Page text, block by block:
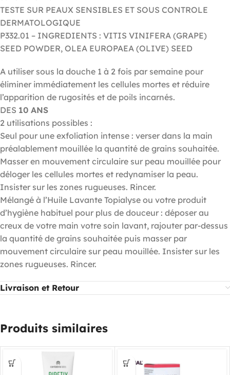
TESTE SUR PEAUX SENSIBLES ET SOUS CONTROLE
DERMATOLOGIQUE
P332.01 – INGREDIENTS : VITIS VINIFERA (GRAPE)
SEED POWDER, OLEA EUROPAEA (OLIVE) SEED
A utiliser sous la douche 1 à 2 fois par semaine pour
éliminer immédiatement les cellules mortes et réduire
l’apparition de rugosités et de poils incarnés.
DES 10 ANS
2 utilisations possibles :
Seul pour une exfoliation intense : verser dans la main
préalablement mouillée la quantité de grains souhaitée.
Masser en mouvement circulaire sur peau mouillée pour
déloger les cellules mortes et redynamiser la peau.
Insister sur les zones rugueuses. Rincer.
Mélangé à l’Huile Lavante Topialyse ou votre produit
d’hygiène habituel pour plus de douceur : déposer au
creux de votre main votre soin lavant, rajouter par-dessus
la quantité de grains souhaitée puis masser par
mouvement circulaire sur peau mouillée. Insister sur les
zones rugueuses. Rincer.
Livraison et Retour
Produits similaires